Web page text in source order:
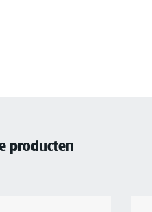
producten